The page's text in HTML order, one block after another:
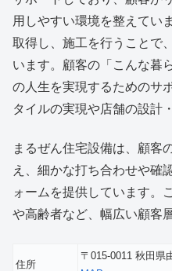
用しやすい環境を整えてい
取得し、施工を行うことで
います。顧客の「こんな暮
の人生を実現するためのサ
タイルの実現や店舗の設計
まるぜん住宅設備は、顧客
え、細かな打ち合わせや確
ォームを提供しています。
や高齢者など、幅広い顧客
住所
〒015-0011 秋田県